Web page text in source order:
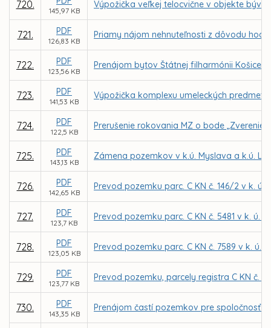
720.
145,97 KB
Výpožička veľkej telocvične v objekte
721. PDF
126,83 KB
Priamy nájom nehnuteľnosti z dôvodu
722. PDF
123,56 KB
Prenájom bytov Štátnej filharmónii Košice
723. PDF
141,53 KB
Výpožička komplexu umeleckých
724. PDF
122,5 KB
Prerušenie rokovania MZ o bode
725. PDF
143,13 KB
Zámena pozemkov v k.ú. Myslava a k.ú.
726. PDF
142,65 KB
Prevod pozemku parc. C KN č. 146/2 v k.
727. PDF
123,7 KB
Prevod pozemku parc. C KN č. 5481 v k.
728. PDF
123,05 KB
Prevod pozemku parc. C KN č. 7589 v k.
729. PDF
123,77 KB
Prevod pozemku, parcely registra C KN č.
730. PDF
143,35 KB
Prenájom častí pozemkov pre spoločnosť